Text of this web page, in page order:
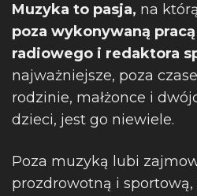
Muzyka to pasja, na
poza wykonywaną
radiowego i redaktora
najważniejsze, poza
rodzinie, małżonce i
dzieci, jest go niewiele.
Poza muzyką lubi
prozdrowotną i sportową,